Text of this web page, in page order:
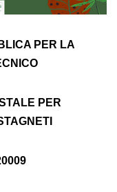
PER LA
PER